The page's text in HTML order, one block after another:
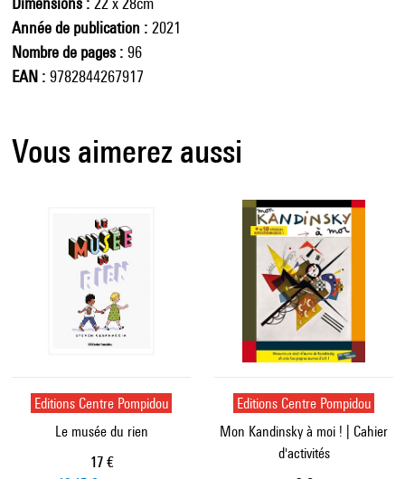
Année de publication
2021
Nombre de pages
96
EAN
9782844267917
Vous aimerez aussi
Editions Centre Pompidou
Le musée du rien
Prix ​​actuel
17 €
Editions Centre Pompidou
Mon Kandinsky à moi ! | Cahier
d'activités